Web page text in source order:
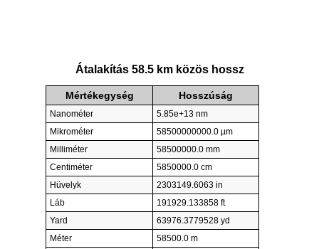
Átalakítás 58.5 km közös hossz
Mértékegység Hosszúság
Nanométer
5.85e+13 nm
Mikrométer
58500000000.0 µm
Milliméter
58500000.0 mm
Centiméter
5850000.0 cm
Hüvelyk
2303149.6063 in
Láb
191929.133858 ft
Yard
63976.3779528 yd
Méter
58500.0 m